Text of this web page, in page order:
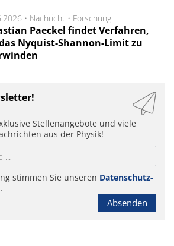
• Nachricht • Forschung
Paeckel findet Verfahren,
Nyquist-Shannon-Limit zu
Stellenangebote und viele
aus der Physik!
stimmen Sie unseren Datenschutz-
Absenden